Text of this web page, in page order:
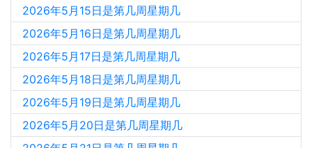
2026年5月15日是第几周星期几
2026年5月16日是第几周星期几
2026年5月17日是第几周星期几
2026年5月18日是第几周星期几
2026年5月19日是第几周星期几
2026年5月20日是第几周星期几